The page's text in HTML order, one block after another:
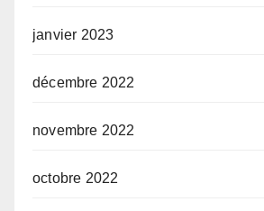
janvier 2023
décembre 2022
novembre 2022
octobre 2022